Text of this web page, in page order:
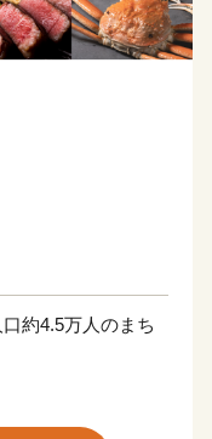
約4.5万人のまち